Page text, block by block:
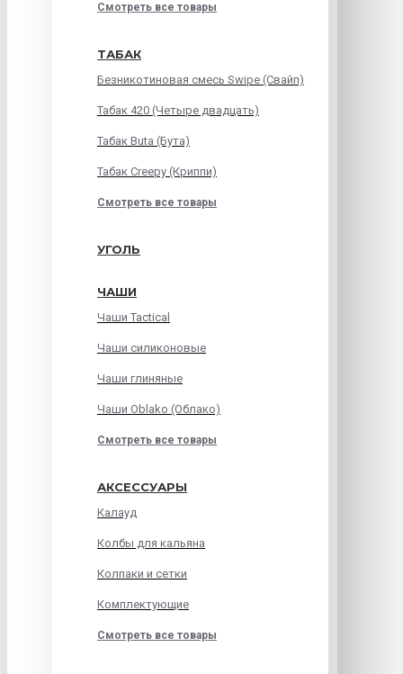
Смотреть все товары
ТАБАК
Безникотиновая смесь Swipe (Свайп)
Табак 420 (Четыре двадцать)
Табак Buta (Бута)
Табак Creepy (Криппи)
Смотреть все товары
УГОЛЬ
ЧАШИ
Чаши Tactical
Чаши силиконовые
Чаши глиняные
Чаши Oblako (Облако)
Смотреть все товары
АКСЕССУАРЫ
Калауд
Колбы для кальяна
Колпаки и сетки
Комплектующие
Смотреть все товары